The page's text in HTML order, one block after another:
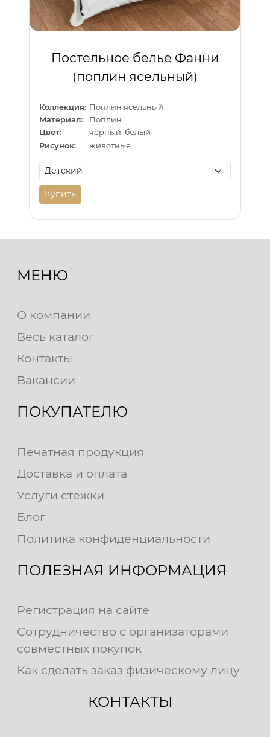
Постельное белье Фанни
(поплин ясельный)
Коллекция: Поплин ясельный
Материал:
Поплин
Цвет:
черный, белый
Рисунок:
животные
Купить
МЕНЮ
О компании
Весь каталог
Контакты
Вакансии
ПОКУПАТЕЛЮ
Печатная продукция
Доставка и оплата
Услуги стежки
Блог
Политика конфиденциальности
ПОЛЕЗНАЯ ИНФОРМАЦИЯ
Регистрация на сайте
Сотрудничество с организаторами
совместных покупок
Как сделать заказ физическому лицу
КОНТАКТЫ